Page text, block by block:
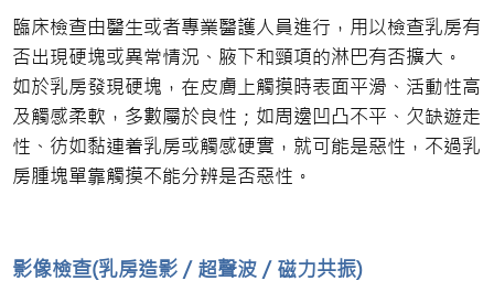
臨床檢查由醫生或者專業醫護人員進行，用以檢查乳房有
否出現硬塊或異常情況、腋下和頸項的淋巴有否擴大。
如於乳房發現硬塊，在皮膚上觸摸時表面平滑、活動性高
及觸感柔軟，多數屬於良性；如周邊凹凸不平、欠缺遊走
性、彷如黏連着乳房或觸感硬實，就可能是惡性，不過乳
房腫塊單靠觸摸不能分辨是否惡性。
影像檢查(乳房造影 / 超聲波 / 磁力共振)